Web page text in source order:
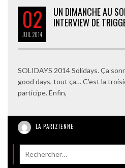
02
JUIL 2014
UN DIMANCHE AU
INTERVIEW DE
SOLIDAYS 2014 Solidays. Ça
good days, tout ça… C’est la
participe. Enfin,
LA PARIZIENNE